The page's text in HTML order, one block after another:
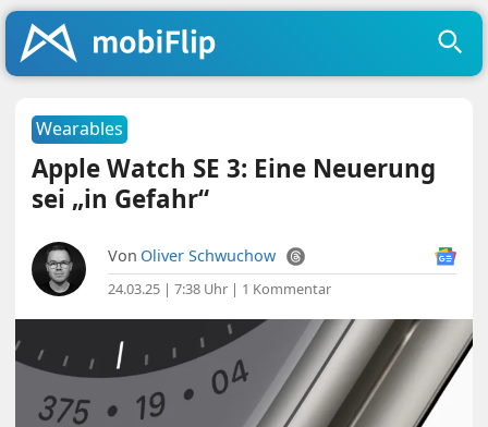
Wearables
Apple Watch SE 3: Eine Neuerung
sei „in Gefahr“
Von Oliver Schwuchow
24.03.25 | 7:38 Uhr | 1 Kommentar